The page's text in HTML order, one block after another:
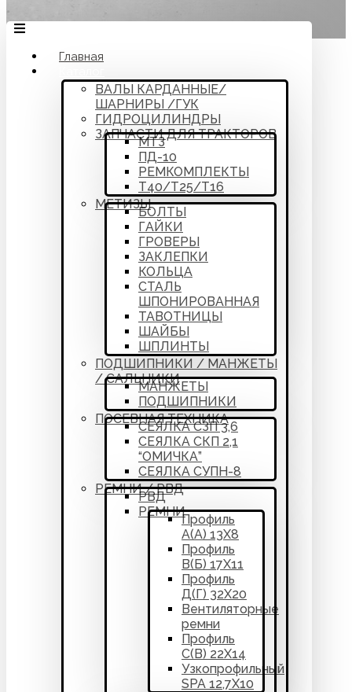
Главная
ВАЛЫ КАРДАННЫЕ/
ШАРНИРЫ /ГУК
ГИДРОЦИЛИНДРЫ
ЗАПЧАСТИ ДЛЯ ТРАКТОРОВ
МТЗ
ПД-10
РЕМКОМПЛЕКТЫ
Т40/Т25/Т16
МЕТИЗЫ
БОЛТЫ
ГАЙКИ
ГРОВЕРЫ
ЗАКЛЕПКИ
КОЛЬЦА
СТАЛЬ
ШПОНИРОВАННАЯ
ТАВОТНИЦЫ
ШАЙБЫ
ШПЛИНТЫ
ПОДШИПНИКИ / МАНЖЕТЫ
/ САЛЬНИКИ
МАНЖЕТЫ
ПОДШИПНИКИ
ПОСЕВНАЯ ТЕХНИКА
СЕЯЛКА СЗП 3,6
СЕЯЛКА СКП 2,1
“ОМИЧКА”
СЕЯЛКА СУПН-8
РЕМНИ / РВД
РВД
РЕМНИ
Профиль
А(А) 13Х8
Профиль
В(Б) 17Х11
Профиль
Д(Г) 32Х20
Вентиляторные
ремни
Профиль
С(В) 22Х14
Узкопрофильный
SPA 12,7Х10